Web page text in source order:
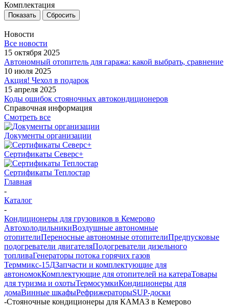
Комплектация
Сбросить
Новости
Все новости
15 октября 2025
Автономный отопитель для гаража: какой выбрать, сравнение
10 июля 2025
Акция! Чехол в подарок
15 апреля 2025
Коды ошибок стояночных автокондиционеров
Справочная информация
Смотреть все
Документы организации
Сертификаты Северс+
Сертификаты Теплостар
Главная
-
Каталог
-
Кондиционеры для грузовиков в Кемерово
АвтохолодильникиВоздушные автономные
отопителиПереносные автономные отопителиПредпусковые
подогреватели двигателяПодогреватели дизельного
топливаГенераторы потока горячих газов
Терммикс-15ДЗапчасти и комплектующие для
автономокКомплектующие для отопителей на катераТовары
для туризма и охотыТермосумкиКондиционеры для
домаВинные шкафыРефрижераторыSUP-доски
-Стояночные кондиционеры для КАМАЗ в Кемерово